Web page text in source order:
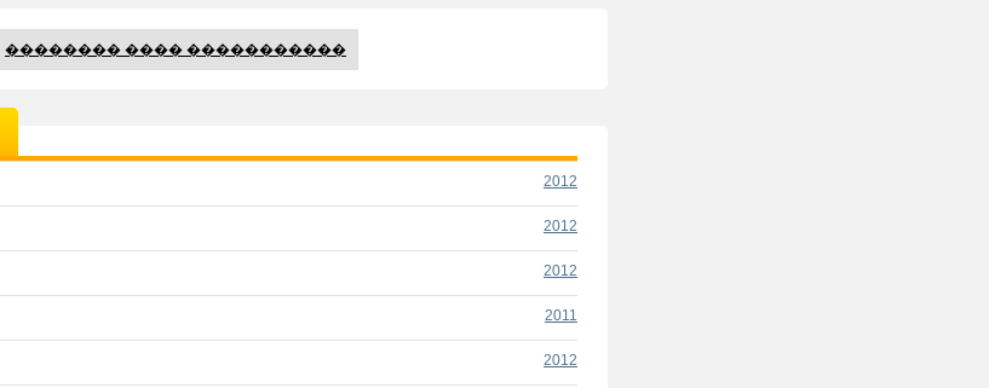
�������� ���� �����������
2012
2012
2012
2011
2012